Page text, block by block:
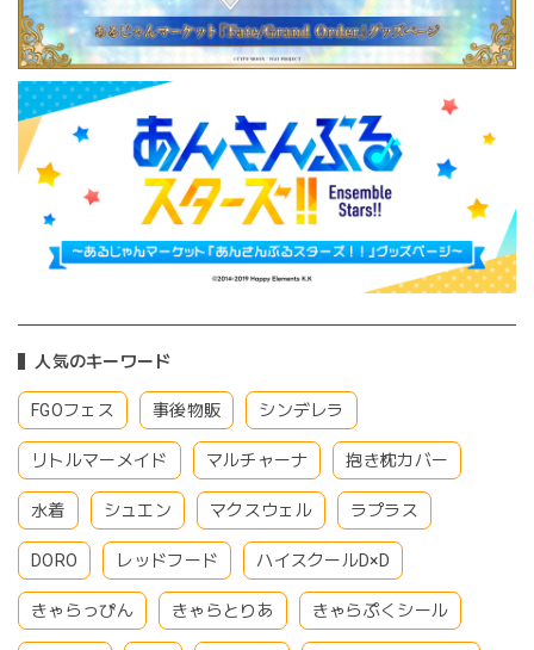
人気のキーワード
FGOフェス 事後物販 シンデレラ
リトルマーメイド マルチャーナ 抱き枕カバー
水着 シュエン マクスウェル ラプラス
DORO レッドフード ハイスクールD×D
きゃらっぴん きゃらとりあ きゃらぷくシール